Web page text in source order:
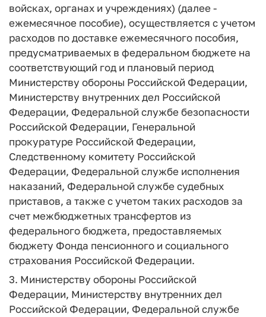
войсках, органах и учреждениях) (далее -
ежемесячное пособие), осуществляется с учетом
расходов по доставке ежемесячного пособия,
предусматриваемых в федеральном бюджете на
соответствующий год и плановый период
Министерству обороны Российской Федерации,
Министерству внутренних дел Российской
Федерации, Федеральной службе безопасности
Российской Федерации, Генеральной
прокуратуре Российской Федерации,
Следственному комитету Российской
Федерации, Федеральной службе исполнения
наказаний, Федеральной службе судебных
приставов, а также с учетом таких расходов за
счет межбюджетных трансфертов из
федерального бюджета, предоставляемых
бюджету Фонда пенсионного и социального
страхования Российской Федерации.
3. Министерству обороны Российской
Федерации, Министерству внутренних дел
Российской Федерации, Федеральной службе